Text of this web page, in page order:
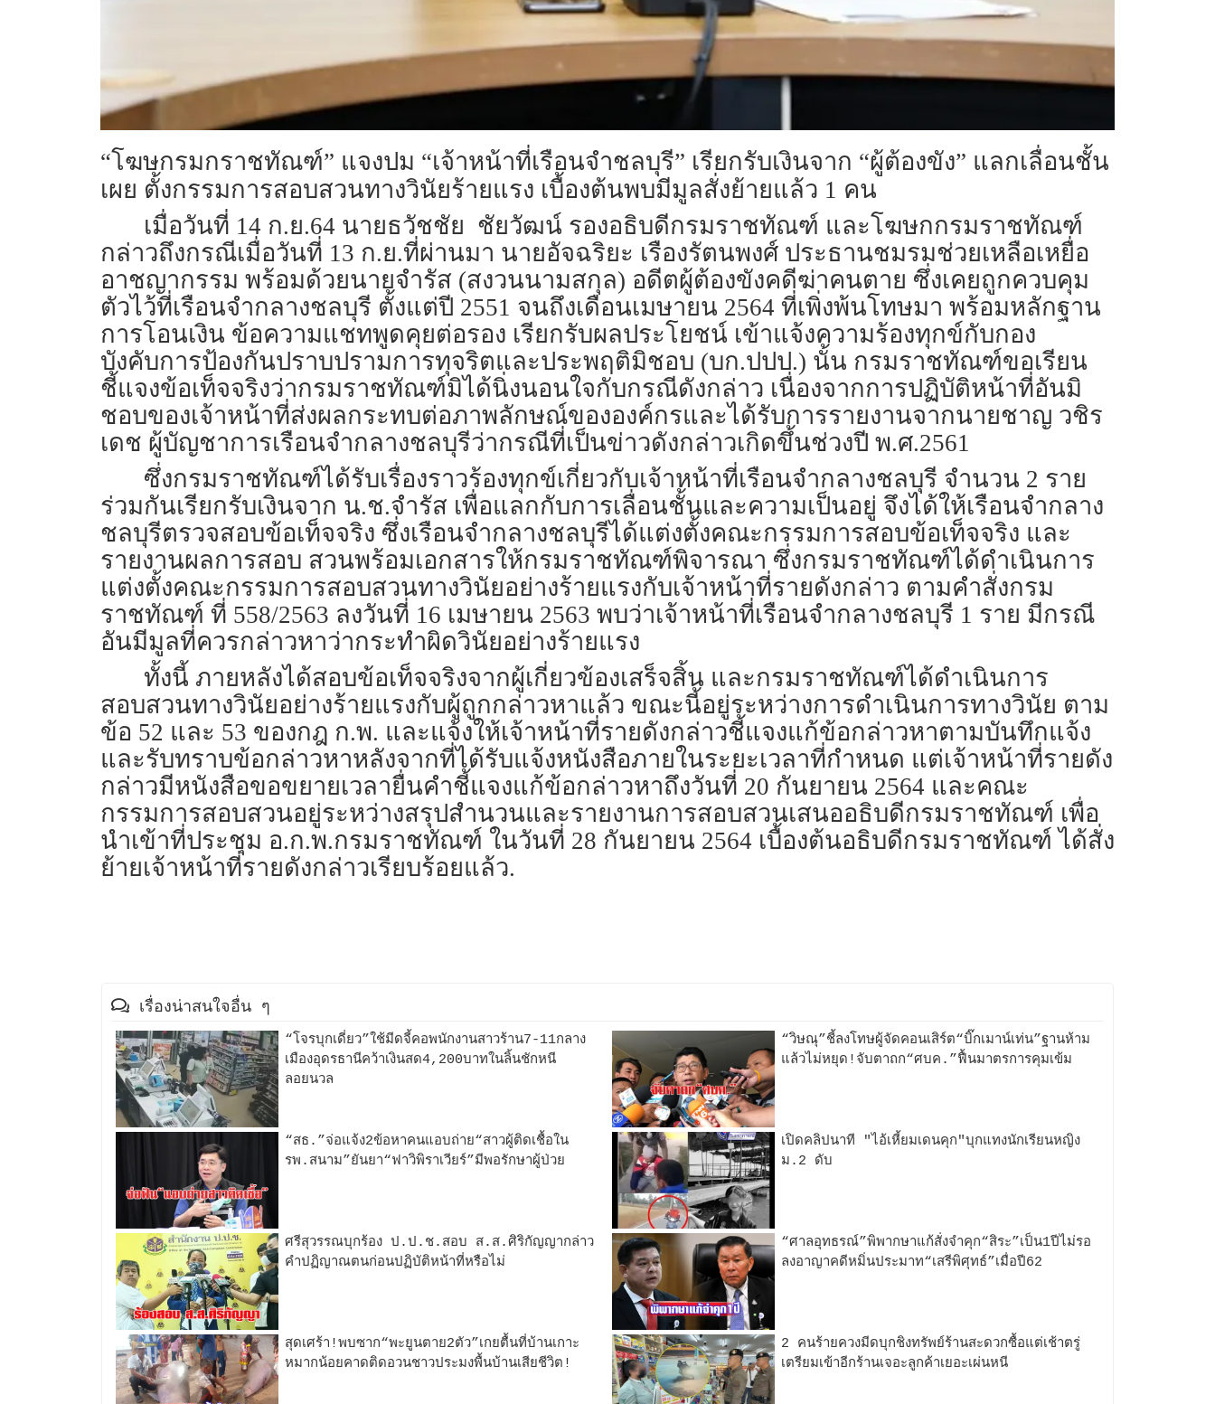
“โฆษกรมกราชทัณฑ์” แจงปม “เจ้าหน้าที่เรือนจำชลบุรี” เรียกรับเงินจาก “ผู้ต้องขัง” แลกเลื่อนชั้น
เผย ตั้งกรรมการสอบสวนทางวินัยร้ายแรง เบื้องต้นพบมีมูลสั่งย้ายแล้ว 1 คน
เมื่อวันที่ 14 ก.ย.64 นายธวัชชัย ชัยวัฒน์ รองอธิบดีกรมราชทัณฑ์ และโฆษกกรมราชทัณฑ์
กล่าวถึงกรณีเมื่อวันที่ 13 ก.ย.ที่ผ่านมา นายอัจฉริยะ เรืองรัตนพงศ์ ประธานชมรมช่วยเหลือเหยื่อ
อาชญากรรม พร้อมด้วยนายจำรัส (สงวนนามสกุล) อดีตผู้ต้องขังคดีฆ่าคนตาย ซึ่งเคยถูกควบคุม
ตัวไว้ที่เรือนจำกลางชลบุรี ตั้งแต่ปี 2551 จนถึงเดือนเมษายน 2564 ที่เพิ่งพ้นโทษมา พร้อมหลักฐาน
การโอนเงิน ข้อความแชทพูดคุยต่อรอง เรียกรับผลประโยชน์ เข้าแจ้งความร้องทุกข์กับกอง
บังคับการป้องกันปราบปรามการทุจริตและประพฤติมิชอบ (บก.ปปป.) นั้น กรมราชทัณฑ์ขอเรียน
ชี้แจงข้อเท็จจริงว่ากรมราชทัณฑ์มิได้นิ่งนอนใจกับกรณีดังกล่าว เนื่องจากการปฏิบัติหน้าที่อันมิ
ชอบของเจ้าหน้าที่ส่งผลกระทบต่อภาพลักษณ์ขององค์กรและได้รับการรายงานจากนายชาญ วชิร
เดช ผู้บัญชาการเรือนจำกลางชลบุรีว่ากรณีที่เป็นข่าวดังกล่าวเกิดขึ้นช่วงปี พ.ศ.2561
ซึ่งกรมราชทัณฑ์ได้รับเรื่องราวร้องทุกข์เกี่ยวกับเจ้าหน้าที่เรือนจำกลางชลบุรี จำนวน 2 ราย
ร่วมกันเรียกรับเงินจาก น.ช.จำรัส เพื่อแลกกับการเลื่อนชั้นและความเป็นอยู่ จึงได้ให้เรือนจำกลาง
ชลบุรีตรวจสอบข้อเท็จจริง ซึ่งเรือนจำกลางชลบุรีได้แต่งตั้งคณะกรรมการสอบข้อเท็จจริง และ
รายงานผลการสอบ สวนพร้อมเอกสารให้กรมราชทัณฑ์พิจารณา ซึ่งกรมราชทัณฑ์ได้ดำเนินการ
แต่งตั้งคณะกรรมการสอบสวนทางวินัยอย่างร้ายแรงกับเจ้าหน้าที่รายดังกล่าว ตามคำสั่งกรม
ราชทัณฑ์ ที่ 558/2563 ลงวันที่ 16 เมษายน 2563 พบว่าเจ้าหน้าที่เรือนจำกลางชลบุรี 1 ราย มีกรณี
อันมีมูลที่ควรกล่าวหาว่ากระทำผิดวินัยอย่างร้ายแรง
ทั้งนี้ ภายหลังได้สอบข้อเท็จจริงจากผู้เกี่ยวข้องเสร็จสิ้น และกรมราชทัณฑ์ได้ดำเนินการ
สอบสวนทางวินัยอย่างร้ายแรงกับผู้ถูกกล่าวหาแล้ว ขณะนี้อยู่ระหว่างการดำเนินการทางวินัย ตาม
ข้อ 52 และ 53 ของกฎ ก.พ. และแจ้งให้เจ้าหน้าที่รายดังกล่าวชี้แจงแก้ข้อกล่าวหาตามบันทึกแจ้ง
และรับทราบข้อกล่าวหาหลังจากที่ได้รับแจ้งหนังสือภายในระยะเวลาที่กำหนด แต่เจ้าหน้าที่รายดัง
กล่าวมีหนังสือขอขยายเวลายื่นคำชี้แจงแก้ข้อกล่าวหาถึงวันที่ 20 กันยายน 2564 และคณะ
กรรมการสอบสวนอยู่ระหว่างสรุปสำนวนและรายงานการสอบสวนเสนออธิบดีกรมราชทัณฑ์ เพื่อ
นำเข้าที่ประชุม อ.ก.พ.กรมราชทัณฑ์ ในวันที่ 28 กันยายน 2564 เบื้องต้นอธิบดีกรมราชทัณฑ์ ได้สั่ง
ย้ายเจ้าหน้าที่รายดังกล่าวเรียบร้อยแล้ว.
เรื่องน่าสนใจอื่น ๆ
“โจรบุกเดี่ยว”ใช้มีดจี้คอพนักงานสาวร้าน7-11กลาง
เมืองอุดรธานีคว้าเงินสด4,200บาทในลิ้นชักหนี
ลอยนวล
“วิษณุ”ชี้ลงโทษผู้จัดคอนเสิร์ต“บิ๊กเมาน์เท่น”ฐานห้าม
แล้วไม่หยุด!จับตาถก“ศบค.”ฟื้นมาตรการคุมเข้ม
“สธ.”จ่อแจ้ง2ข้อหาคนแอบถ่าย“สาวผู้ติดเชื้อใน
รพ.สนาม”ยันยา“ฟาวิพิราเวียร์”มีพอรักษาผู้ป่วย
เปิดคลิปนาที "ไอ้เหี้ยมเดนคุก"บุกแทงนักเรียนหญิง
ม.2 ดับ
ศรีสุวรรณบุกร้อง ป.ป.ช.สอบ ส.ส.ศิริกัญญากล่าว
คำปฏิญาณตนก่อนปฏิบัติหน้าที่หรือไม่
“ศาลอุทธรณ์”พิพากษาแก้สั่งจำคุก“สิระ”เป็น1ปีไม่รอ
ลงอาญาคดีหมิ่นประมาท“เสรีพิศุทธ์”เมื่อปี62
สุดเศร้า!พบซาก“พะยูนตาย2ตัว”เกยตื้นที่บ้านเกาะ
หมากน้อยคาดติดอวนชาวประมงพื้นบ้านเสียชีวิต!
2 คนร้ายควงมีดบุกชิงทรัพย์ร้านสะดวกซื้อแต่เช้าตรู่
เตรียมเข้าอีกร้านเจอะลูกค้าเยอะเผ่นหนี